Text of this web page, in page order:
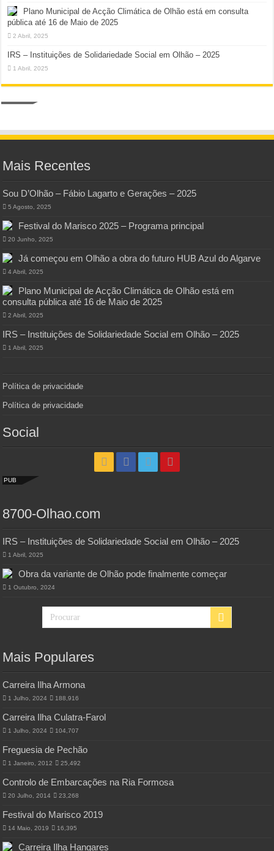
Plano Municipal de Acção Climática de Olhão está em consulta
pública até 16 de Maio de 2025
2 Abril, 2025
IRS – Instituições de Solidariedade Social em Olhão – 2025
1 Abril, 2025
Mais Recentes
Sou D’Olhão – Fábio Lagarto e Gerações – 2025
5 Agosto, 2025
Festival do Marisco 2025 – Programa principal
20 Junho, 2025
Já começou em Olhão a obra do futuro HUB Azul do Algarve
4 Abril, 2025
Plano Municipal de Acção Climática de Olhão está em
consulta pública até 16 de Maio de 2025
2 Abril, 2025
IRS – Instituições de Solidariedade Social em Olhão – 2025
1 Abril, 2025
Política de privacidade
Política de privacidade
Social
PUB
8700-Olhao.com
IRS – Instituições de Solidariedade Social em Olhão – 2025
1 Abril, 2025
Obra da variante de Olhão pode finalmente começar
1 Outubro, 2024
Mais Populares
Carreira Ilha Armona
1 Julho, 2024 188,916
Carreira Ilha Culatra-Farol
1 Julho, 2024 104,707
Freguesia de Pechão
1 Janeiro, 2012 25,492
Controlo de Embarcações na Ria Formosa
20 Julho, 2014 23,268
Festival do Marisco 2019
14 Maio, 2019 16,395
Carreira Ilha Hangares